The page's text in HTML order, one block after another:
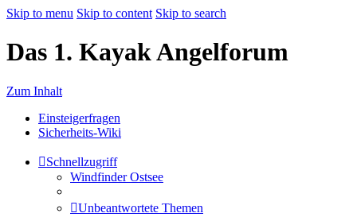
Skip to menu Skip to content Skip to search
Das 1. Kayak Angelforum
Zum Inhalt
Einsteigerfragen
Sicherheits-Wiki
Schnellzugriff
Windfinder Ostsee
Unbeantwortete Themen